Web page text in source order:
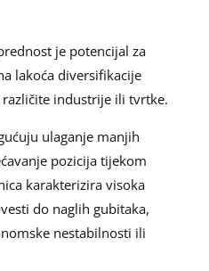
je potencijal za
lakoća diversifikacije
industrije ili tvrtke.
ulaganje manjih
pozicija tijekom
karakterizira visoka
do naglih gubitaka,
nestabilnosti ili